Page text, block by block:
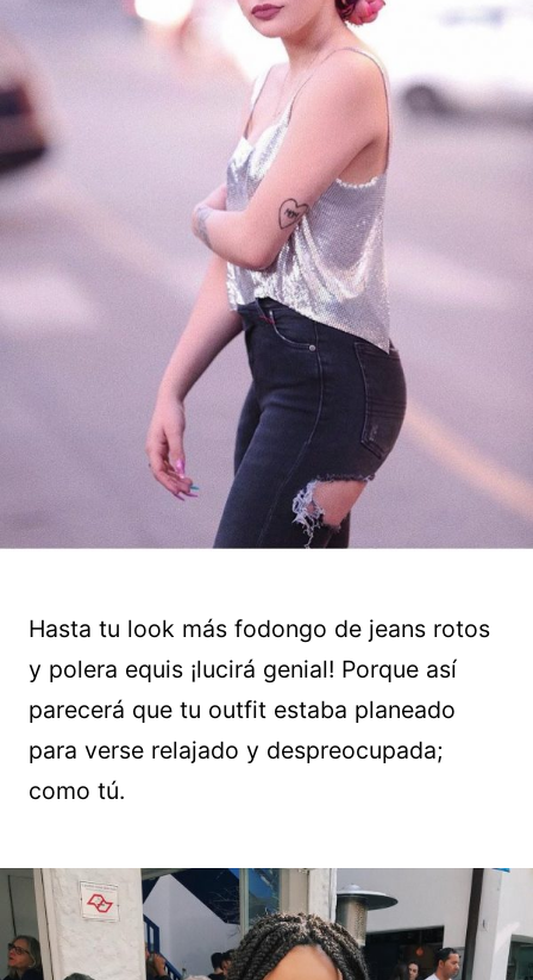
Hasta tu look más fodongo de jeans rotos
y polera equis ¡lucirá genial! Porque así
parecerá que tu outfit estaba planeado
para verse relajado y despreocupada;
como tú.